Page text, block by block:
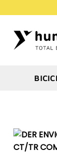
al
contenido